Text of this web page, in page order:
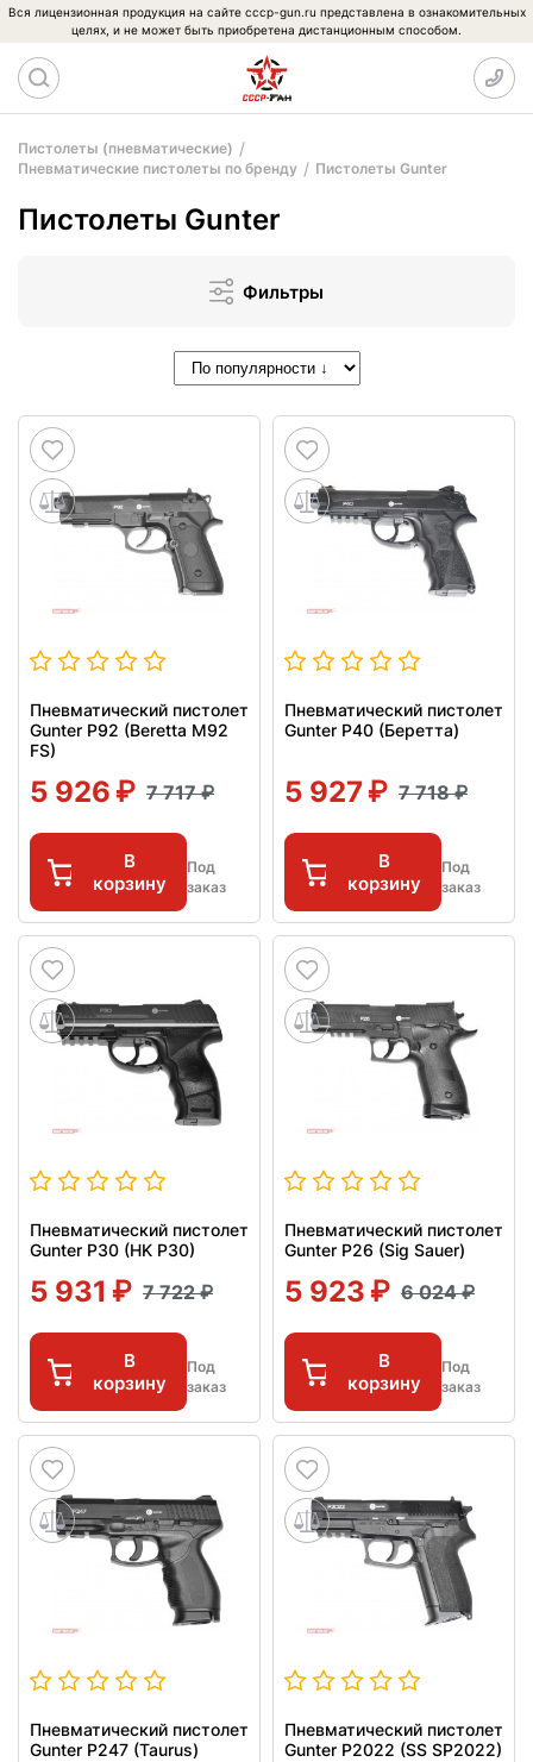
Вся лицензионная продукция на сайте cccp-gun.ru представлена в ознакомительных
целях, и не может быть приобретена дистанционным способом.
Пистолеты (пневматические)
Пневматические пистолеты по бренду
Пистолеты Gunter
Пистолеты Gunter
Фильтры
Пневматический пистолет
Gunter P92 (Beretta М92
FS)
5 926 7 717
В
корзину
Под
заказ
Пневматический пистолет
Gunter P40 (Беретта)
5 927 7 718
В
корзину
Под
заказ
Пневматический пистолет
Gunter P30 (HK P30)
5 931 7 722
В
корзину
Под
заказ
Пневматический пистолет
Gunter P26 (Sig Sauer)
5 923 6 024
В
корзину
Под
заказ
Пневматический пистолет
Gunter P247 (Taurus)
Пневматический пистолет
Gunter P2022 (SS SP2022)